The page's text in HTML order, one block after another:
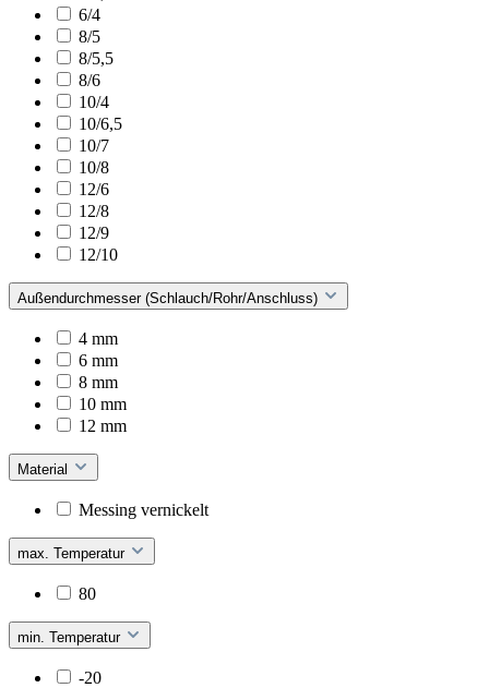
6/4
8/5
8/5,5
8/6
10/4
10/6,5
10/7
10/8
12/6
12/8
12/9
12/10
Außendurchmesser (Schlauch/Rohr/Anschluss)
4 mm
6 mm
8 mm
10 mm
12 mm
Material
Messing vernickelt
max. Temperatur
80
min. Temperatur
-20